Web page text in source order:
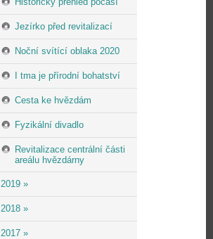
Jezírko před revitalizací
Noční svítící oblaka 2020
I tma je přírodní bohatství
Cesta ke hvězdám
Fyzikální divadlo
Revitalizace centrální části
areálu hvězdárny
2019 »
2018 »
2017 »